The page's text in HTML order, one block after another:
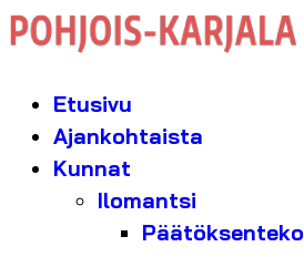
Etusivu
Ajankohtaista
Kunnat
Ilomantsi
Päätöksenteko